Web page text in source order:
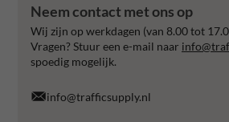
Neem contact met ons op
Wij zijn op werkdagen (van 8.00 tot
Vragen? Stuur een e-mail naar
spoedig mogelijk.
info@trafficsupply.nl